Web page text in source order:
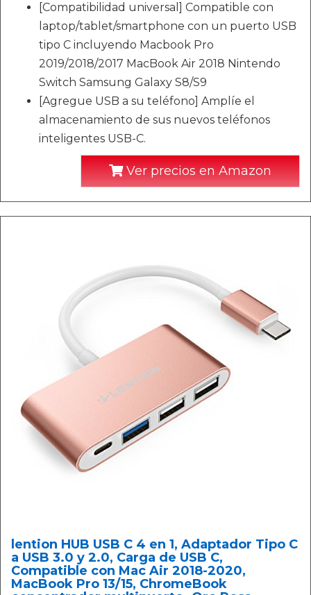
[Compatibilidad universal] Compatible con
laptop/tablet/smartphone con un puerto USB
tipo C incluyendo Macbook Pro
2019/2018/2017 MacBook Air 2018 Nintendo
Switch Samsung Galaxy S8/S9
[Agregue USB a su teléfono] Amplíe el
almacenamiento de sus nuevos teléfonos
inteligentes USB-C.
Ver precios en Amazon
lention HUB USB C 4 en 1, Adaptador Tipo C
a USB 3.0 y 2.0, Carga de USB C,
Compatible con Mac Air 2018-2020,
MacBook Pro 13/15, ChromeBook